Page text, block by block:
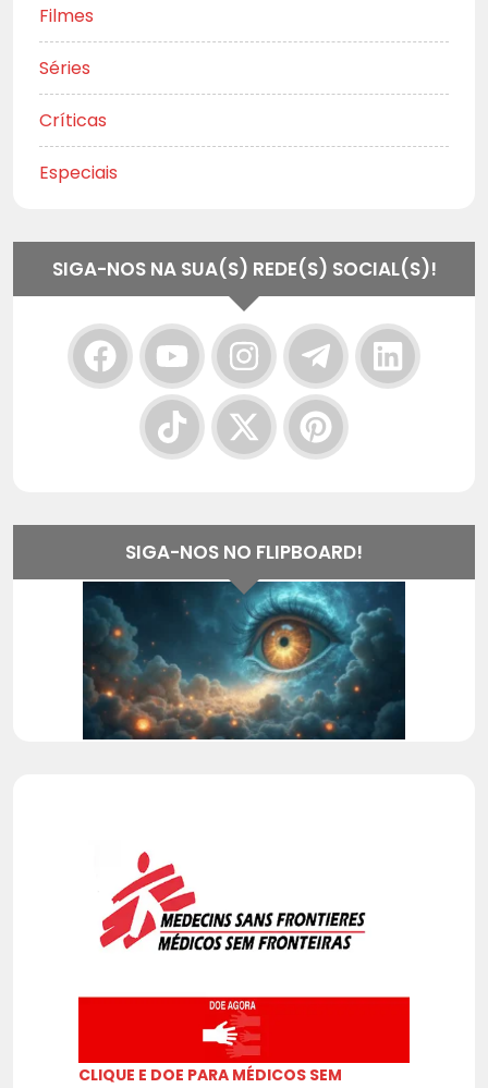
Filmes
Séries
Críticas
Especiais
SIGA-NOS NA SUA(S) REDE(S) SOCIAL(S)!
SIGA-NOS NO FLIPBOARD!
CLIQUE E DOE PARA MÉDICOS SEM